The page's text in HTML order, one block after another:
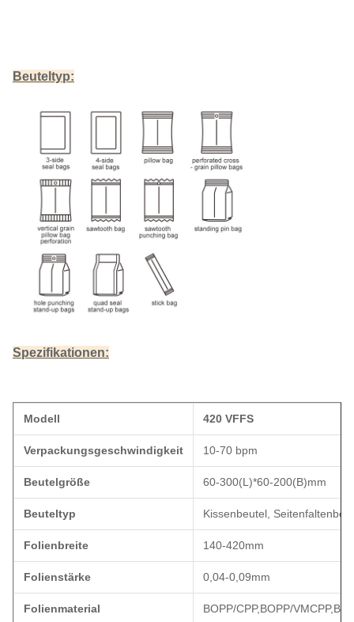
Beuteltyp:
Spezifikationen:
Modell 420 VFFS
Verpackungsgeschwindigkeit 10-70 bpm
Beutelgröße 60-300(L)*60-200(B)mm
Beuteltyp Kissenbeutel,
Folienbreite 140-420mm
Folienstärke 0,04-0,09mm
Folienmaterial BOPP/CPP,BOPP/